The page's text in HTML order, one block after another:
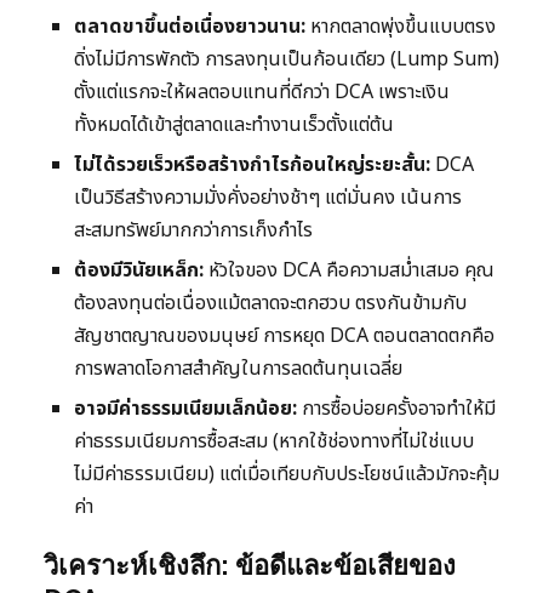
ตลาดขาขึ้นต่อเนื่องยาวนาน: หากตลาดพุ่งขึ้นแบบตรง
ดิ่งไม่มีการพักตัว การลงทุนเป็นก้อนเดียว (Lump Sum)
ตั้งแต่แรกจะให้ผลตอบแทนที่ดีกว่า DCA เพราะเงิน
ทั้งหมดได้เข้าสู่ตลาดและทำงานเร็วตั้งแต่ต้น
ไม่ได้รวยเร็วหรือสร้างกำไรก้อนใหญ่ระยะสั้น: DCA
เป็นวิธีสร้างความมั่งคั่งอย่างช้าๆ แต่มั่นคง เน้นการ
สะสมทรัพย์มากกว่าการเก็งกำไร
ต้องมีวินัยเหล็ก: หัวใจของ DCA คือความสม่ำเสมอ คุณ
ต้องลงทุนต่อเนื่องแม้ตลาดจะตกฮวบ ตรงกันข้ามกับ
สัญชาตญาณของมนุษย์ การหยุด DCA ตอนตลาดตกคือ
การพลาดโอกาสสำคัญในการลดต้นทุนเฉลี่ย
อาจมีค่าธรรมเนียมเล็กน้อย: การซื้อบ่อยครั้งอาจทำให้มี
ค่าธรรมเนียมการซื้อสะสม (หากใช้ช่องทางที่ไม่ใช่แบบ
ไม่มีค่าธรรมเนียม) แต่เมื่อเทียบกับประโยชน์แล้วมักจะคุ้ม
ค่า
วิเคราะห์เชิงลึก: ข้อดีและข้อเสียของ